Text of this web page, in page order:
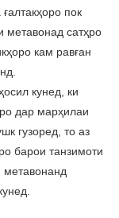
пок
метавонад сатҳро
кам равған
кунед, ки
дар марҳилаи
гузоред, то аз
барои танзимоти
метавонанд